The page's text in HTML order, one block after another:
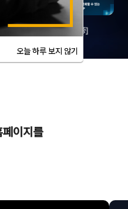
한국관광클럽
이지를
오늘 하루 보지 않기